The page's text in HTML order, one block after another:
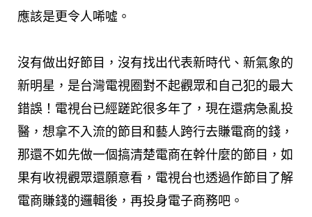
應該是更令人唏噓。
沒有做出好節目，沒有找出代表新時代、新氣象的
新明星，是台灣電視圈對不起觀眾和自己犯的最大
錯誤！電視台已經蹉跎很多年了，現在還病急亂投
醫，想拿不入流的節目和藝人跨行去賺電商的錢，
那還不如先做一個搞清楚電商在幹什麼的節目，如
果有收視觀眾還願意看，電視台也透過作節目了解
電商賺錢的邏輯後，再投身電子商務吧。